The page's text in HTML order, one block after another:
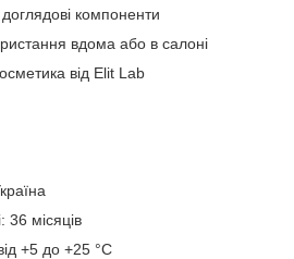
компоненти
вдома або в салоні
від Elit Lab
36 місяців
+5 до +25 °C